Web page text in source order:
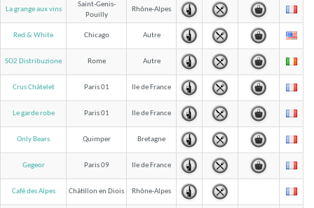
La grange aux vins
Saint-Genis-
Pouilly
Rhône-Alpes
Red & White Chicago Autre
SO2 Distribuzione Rome Autre
Crus Châtelet Paris 01 Ile de France
Le garde robe Paris 01 Ile de France
Only Bears Quimper Bretagne
Gegeor Paris 09 Ile de France
Café des Alpes Châtillon en Diois Rhône-Alpes